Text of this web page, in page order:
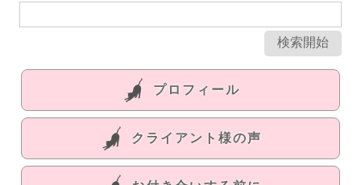
プロフィール
クライアント様の声